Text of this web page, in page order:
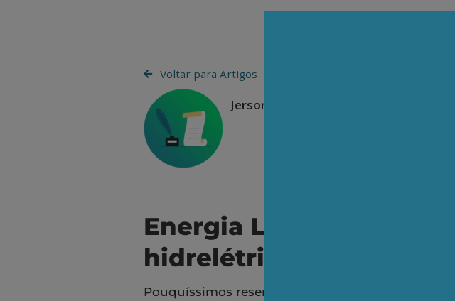
Voltar para Artigos
Jerson Kelman
Energia Limpa: A
hidrelétricas com
Pouquíssimos reservatórios de regularização têm